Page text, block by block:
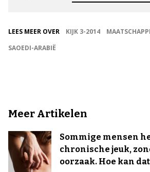
LEES MEER OVER KIJK 3-2014
SAOEDI-ARABIË
Meer Artikelen
Sommige mensen
chronische jeuk,
oorzaak. Hoe kan